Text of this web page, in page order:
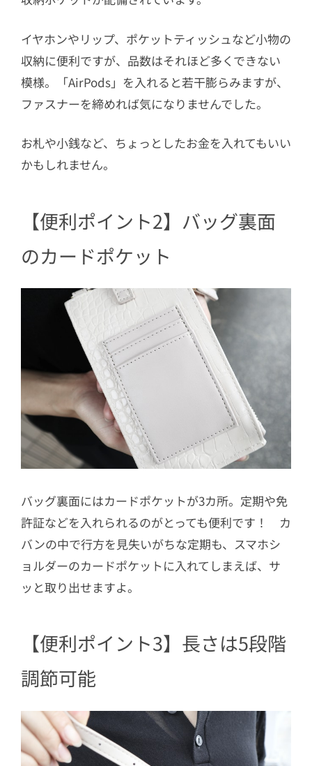
イヤホンやリップ、ポケットティッシュなど小物の
収納に便利ですが、品数はそれほど多くできない
模様。「AirPods」を入れると若干膨らみますが、
ファスナーを締めれば気になりませんでした。
お札や小銭など、ちょっとしたお金を入れてもいい
かもしれません。
【便利ポイント2】バッグ裏面
のカードポケット
バッグ裏面にはカードポケットが3カ所。定期や免
許証などを入れられるのがとっても便利です！ カ
バンの中で行方を見失いがちな定期も、スマホシ
ョルダーのカードポケットに入れてしまえば、サ
ッと取り出せますよ。
【便利ポイント3】長さは5段階
調節可能